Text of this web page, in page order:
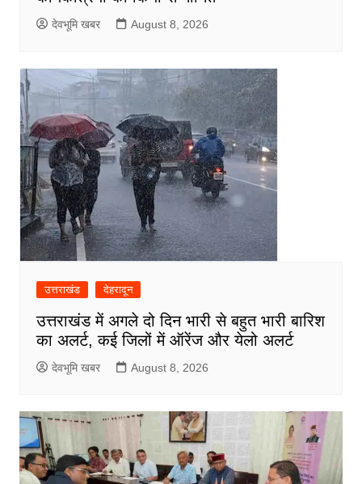
देवभूमि खबर August 8, 2026
उत्तराखंड देहरादून
उत्तराखंड में अगले दो दिन भारी से बहुत भारी बारिश
का अलर्ट, कई जिलों में ऑरेंज और येलो अलर्ट
देवभूमि खबर August 8, 2026